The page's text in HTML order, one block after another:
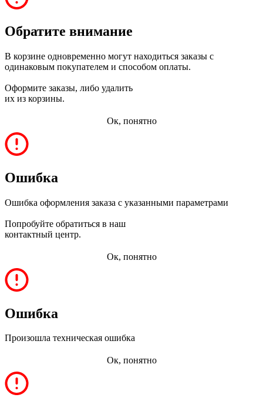
Обратите внимание
В корзине одновременно могут находиться заказы с
одинаковым покупателем и способом оплаты.
Оформите заказы, либо удалить
их из корзины.
Ок, понятно
Ошибка
Ошибка оформления заказа с указанными параметрами
Попробуйте обратиться в наш
контактный центр.
Ок, понятно
Ошибка
Произошла техническая ошибка
Ок, понятно